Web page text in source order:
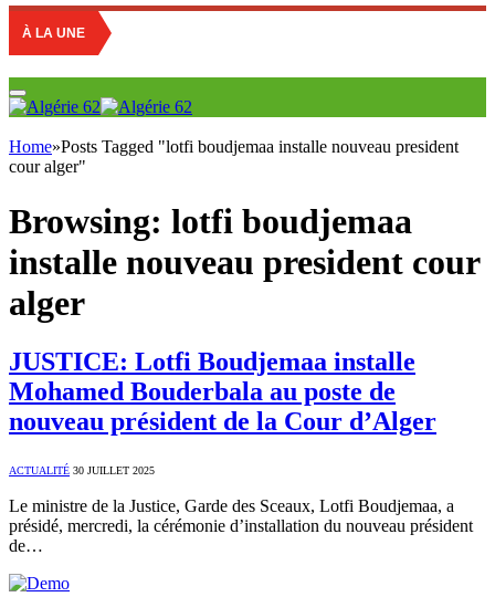
À LA UNE
Home»Posts Tagged "lotfi boudjemaa installe nouveau president
cour alger"
Browsing: lotfi boudjemaa
installe nouveau president cour
alger
JUSTICE: Lotfi Boudjemaa installe
Mohamed Bouderbala au poste de
nouveau président de la Cour d’Alger
ACTUALITÉ 30 JUILLET 2025
Le ministre de la Justice, Garde des Sceaux, Lotfi Boudjemaa, a
présidé, mercredi, la cérémonie d’installation du nouveau président
de…